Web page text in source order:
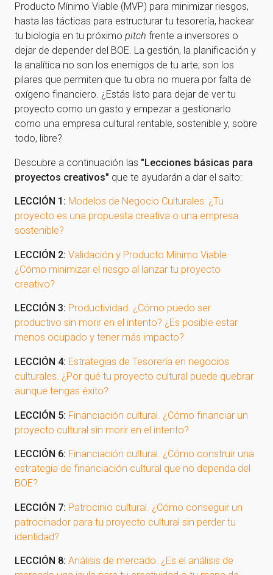
Producto Mínimo Viable (MVP) para minimizar riesgos,
hasta las tácticas para estructurar tu tesorería, hackear
tu biología en tu próximopitch frente a inversores o
dejar de depender del BOE. La gestión, la planificación y
la analítica no son los enemigos de tu arte; son los
pilares que permiten que tu obra no muera por falta de
oxígeno financiero. ¿Estás listo para dejar de ver tu
proyecto como un gasto y empezar a gestionarlo
como una empresa cultural rentable, sostenible y, sobre
todo, libre?
Descubre a continuación las "Lecciones básicas para
proyectos creativos" que te ayudarán a dar el salto:
LECCIÓN 1: Modelos de Negocio Culturales: ¿Tu
proyecto es una propuesta creativa o una empresa
sostenible?
LECCIÓN 2:Validación y Producto Mínimo Viable
¿Cómo minimizar el riesgo al lanzar tu proyecto
creativo?
LECCIÓN 3: Productividad. ¿Cómo puedo ser
productivo sin morir en el intento? ¿Es posible estar
menos ocupado y tener más impacto?
LECCIÓN 4: Estrategias de Tesorería en negocios
culturales. ¿Por qué tu proyecto cultural puede quebrar
aunque tengas éxito?
LECCIÓN 5: Financiación cultural. ¿Cómo financiar un
proyecto cultural sin morir en el intento?
LECCIÓN 6: Financiación cultural. ¿Cómo construir una
estrategia de financiación cultural que no dependa del
BOE?
LECCIÓN 7: Patrocinio cultural. ¿Cómo conseguir un
patrocinador para tu proyecto cultural sin perder tu
identidad?
LECCIÓN 8:Análisis de mercado. ¿Es el análisis de